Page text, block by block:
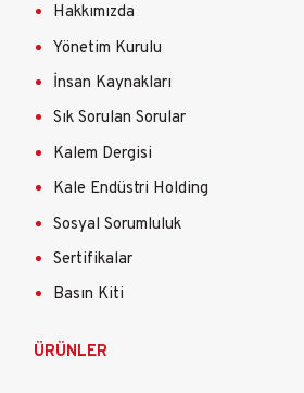
Hakkımızda
Yönetim Kurulu
İnsan Kaynakları
Sık Sorulan Sorular
Kalem Dergisi
Kale Endüstri Holding
Sosyal Sorumluluk
Sertifikalar
Basın Kiti
ÜRÜNLER